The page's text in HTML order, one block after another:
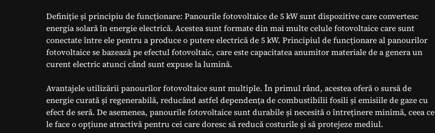
Definiție și principiu de funcționare: Panourile fotovoltaice de 5 kW sunt dispozitive care convertesc
energia solară în energie electrică. Acestea sunt formate din mai multe celule fotovoltaice care sunt
conectate între ele pentru a produce o putere electrică de 5 kW. Principiul de funcționare al panourilor
fotovoltaice se bazează pe efectul fotovoltaic, care este capacitatea anumitor materiale de a genera un
curent electric atunci când sunt expuse la lumină.
Avantajele utilizării panourilor fotovoltaice sunt multiple. În primul rând, acestea oferă o sursă de
energie curată și regenerabilă, reducând astfel dependența de combustibilii fosili și emisiile de gaze cu
efect de seră. De asemenea, panourile fotovoltaice sunt durabile și necesită o întreținere minimă, ceea ce
le face o opțiune atractivă pentru cei care doresc să reducă costurile și să protejeze mediul.